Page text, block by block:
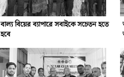
বাল্য বিয়ের ব্যাপারে সবাইকে সচেতন হতে
হবে